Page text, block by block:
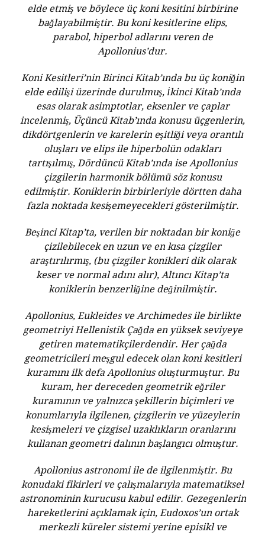
elde etmiş ve böylece üç koni kesitini birbirine
bağlayabilmiştir. Bu koni kesitlerine elips,
parabol, hiperbol adlarını veren de
Apollonius’dur.
Koni Kesitleri’nin Birinci Kitab’ında bu üç koniğin
elde edilişi üzerinde durulmuş, İkinci Kitab’ında
esas olarak asimptotlar, eksenler ve çaplar
incelenmiş, Üçüncü Kitab’ında konusu üçgenlerin,
dikdörtgenlerin ve karelerin eşitliği veya orantılı
oluşları ve elips ile hiperbolün odakları
tartışılmış, Dördüncü Kitab’ında ise Apollonius
çizgilerin harmonik bölümü söz konusu
edilmiştir. Koniklerin birbirleriyle dörtten daha
fazla noktada kesişemeyecekleri gösterilmiştir.
Beşinci Kitap’ta, verilen bir noktadan bir koniğe
çizilebilecek en uzun ve en kısa çizgiler
araştırılırmış, (bu çizgiler konikleri dik olarak
keser ve normal adını alır), Altıncı Kitap’ta
koniklerin benzerliğine değinilmiştir.
Apollonius, Eukleides ve Archimedes ile birlikte
geometriyi Hellenistik Çağda en yüksek seviyeye
getiren matematikçilerdendir. Her çağda
geometricileri meşgul edecek olan koni kesitleri
kuramını ilk defa Apollonius oluşturmuştur. Bu
kuram, her dereceden geometrik eğriler
kuramının ve yalnızca şekillerin biçimleri ve
konumlarıyla ilgilenen, çizgilerin ve yüzeylerin
kesişmeleri ve çizgisel uzaklıkların oranlarını
kullanan geometri dalının başlangıcı olmuştur.
Apollonius astronomi ile de ilgilenmiştir. Bu
konudaki fikirleri ve çalışmalarıyla matematiksel
astronominin kurucusu kabul edilir. Gezegenlerin
hareketlerini açıklamak için, Eudoxos’un ortak
merkezli küreler sistemi yerine episikl ve